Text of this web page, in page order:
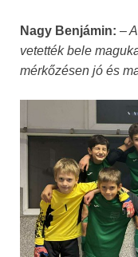
Nagy Benjámin: –
vetették bele
mérkőzésen jó és